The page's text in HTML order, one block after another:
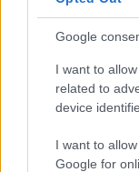
Google
I want to
related to
device
I want to
Google for